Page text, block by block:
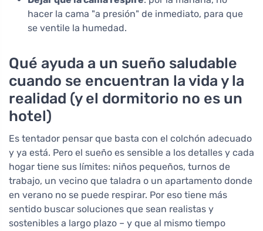
hacer la cama "a presión" de inmediato, para que
se ventile la humedad.
Qué ayuda a un sueño saludable
cuando se encuentran la vida y la
realidad (y el dormitorio no es un
hotel)
Es tentador pensar que basta con el colchón adecuado
y ya está. Pero el sueño es sensible a los detalles y cada
hogar tiene sus límites: niños pequeños, turnos de
trabajo, un vecino que taladra o un apartamento donde
en verano no se puede respirar. Por eso tiene más
sentido buscar soluciones que sean realistas y
sostenibles a largo plazo – y que al mismo tiempo